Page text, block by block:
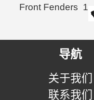
Front Fenders 1
导航
关于我们
联系我们